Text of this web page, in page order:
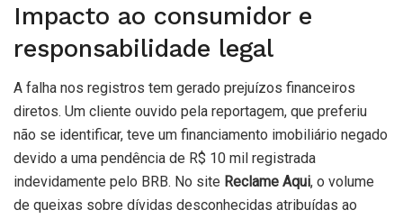
Impacto ao consumidor e
responsabilidade legal
A falha nos registros tem gerado prejuízos financeiros
diretos. Um cliente ouvido pela reportagem, que preferiu
não se identificar, teve um financiamento imobiliário negado
devido a uma pendência de R$ 10 mil registrada
indevidamente pelo BRB. No site Reclame Aqui, o volume
de queixas sobre dívidas desconhecidas atribuídas ao